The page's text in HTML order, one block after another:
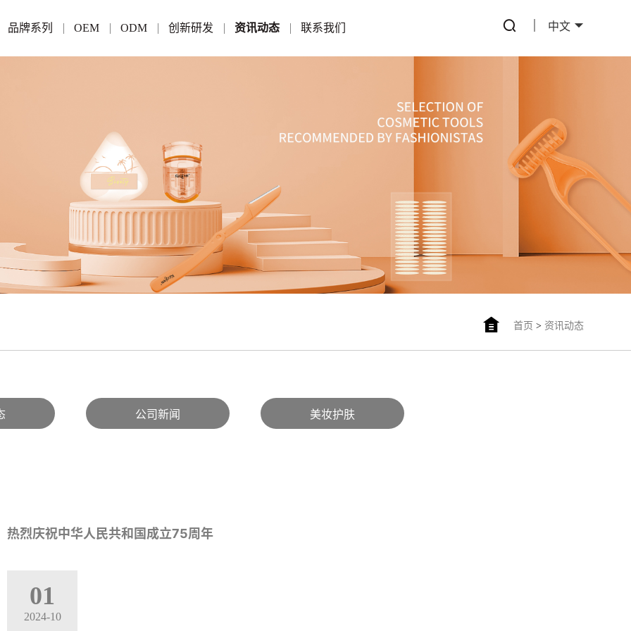
品牌系列 OEM ODM 创新研发 资讯动态 联系我们 中文
首页 > 资讯动态
公司新闻 美妆护肤
热烈庆祝中华人民共和国成立75周年
01
2024-10